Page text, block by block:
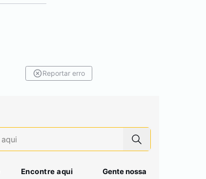
Reportar erro
Encontre aqui Gente nossa